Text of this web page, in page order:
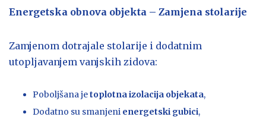
Energetska obnova objekta – Zamjena stolarije
Zamjenom dotrajale stolarije i dodatnim
utopljavanjem vanjskih zidova:
Poboljšana jetoplotna izolacija objekata,
Dodatno su smanjeni energetski gubici,